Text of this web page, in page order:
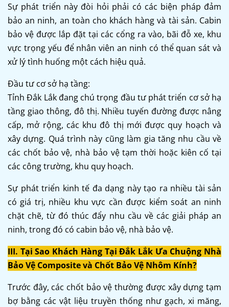
Sự phát triển này đòi hỏi phải có các biện pháp đảm
bảo an ninh, an toàn cho khách hàng và tài sản. Cabin
bảo vệ được lắp đặt tại các cổng ra vào, bãi đỗ xe, khu
vực trọng yếu để nhân viên an ninh có thể quan sát và
xử lý tình huống một cách hiệu quả.
Đầu tư cơ sở hạ tầng:
Tỉnh Đắk Lắk đang chú trọng đầu tư phát triển cơ sở hạ
tầng giao thông, đô thị. Nhiều tuyến đường được nâng
cấp, mở rộng, các khu đô thị mới được quy hoạch và
xây dựng. Quá trình này cũng làm gia tăng nhu cầu về
các chốt bảo vệ, nhà bảo vệ tạm thời hoặc kiên cố tại
các công trường, khu quy hoạch.
Sự phát triển kinh tế đa dạng này tạo ra nhiều tài sản
có giá trị, nhiều khu vực cần được kiểm soát an ninh
chặt chẽ, từ đó thúc đẩy nhu cầu về các giải pháp an
ninh, trong đó có cabin bảo vệ, nhà bảo vệ.
III. Tại Sao Khách Hàng Tại Đắk Lắk Ưa Chuộng Nhà
Bảo Vệ Composite và Chốt Bảo Vệ Nhôm Kính?
Trước đây, các chốt bảo vệ thường được xây dựng tạm
bợ bằng các vật liệu truyền thống như gạch, xi măng,